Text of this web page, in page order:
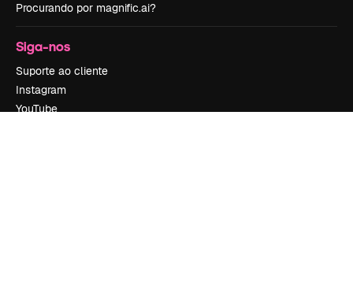
Procurando por magnific.ai?
Siga-nos
Suporte ao cliente
Instagram
YouTube